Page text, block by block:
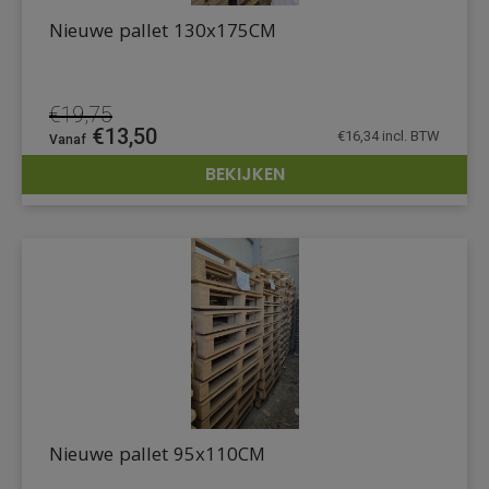
DETAILS
Nieuwe pallet 130x175CM
€19,75
Oorspronkelijke
prijs
€19,75.
€13,50Huidige
prijs
€13,50.
€16,34 incl. BTW
BEKIJKEN
Nieuwe pallet 95x110CM